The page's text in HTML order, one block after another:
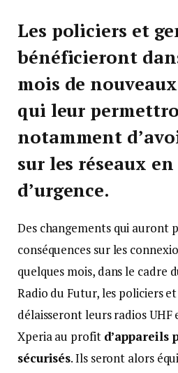
Les policiers et
bénéficieront
mois de
qui leur
notamment
sur les réseaux en
d’urgence.
Des changements qui auront
conséquences sur les
quelques mois, dans le cadre
Radio du Futur, les policiers
délaisseront leurs radios
Xperia au profit d’appareils
sécurisés. Ils seront alors